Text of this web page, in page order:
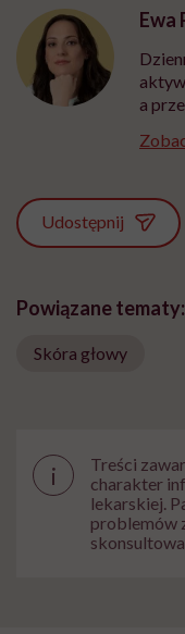
Ewa
a
Udostępnij
Powiązane tematy:
Skóra głowy
i
Treści
charakter
lekarskiej.
problemów